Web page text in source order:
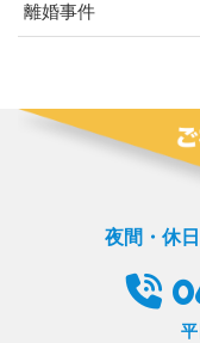
離婚事件
夜間・休